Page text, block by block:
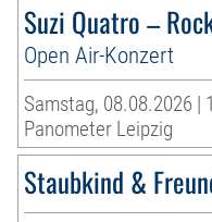
Suzi Quatro –
Open Air-Konzert
Samstag, 08.08.2026 |
Panometer Leipzig
Staubkind &